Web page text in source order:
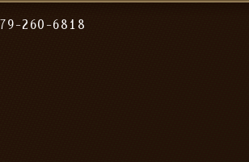
260-6818